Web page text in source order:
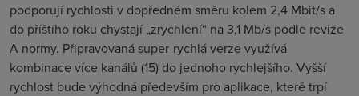
podporují rychlosti v dopředném směru kolem 2,4 Mbit/s a
do příštího roku chystají „zrychlení“ na 3,1 Mb/s podle revize
A normy. Připravovaná super-rychlá verze využívá
kombinace více kanálů (15) do jednoho rychlejšího. Vyšší
rychlost bude výhodná především pro aplikace, které trpí